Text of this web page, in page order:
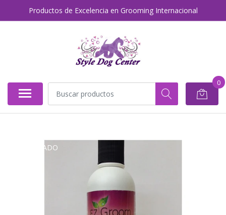
Productos de Excelencia en Grooming Internacional
0
AGOTADO